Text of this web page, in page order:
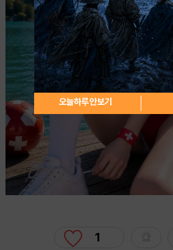
1
오늘하루 안보기